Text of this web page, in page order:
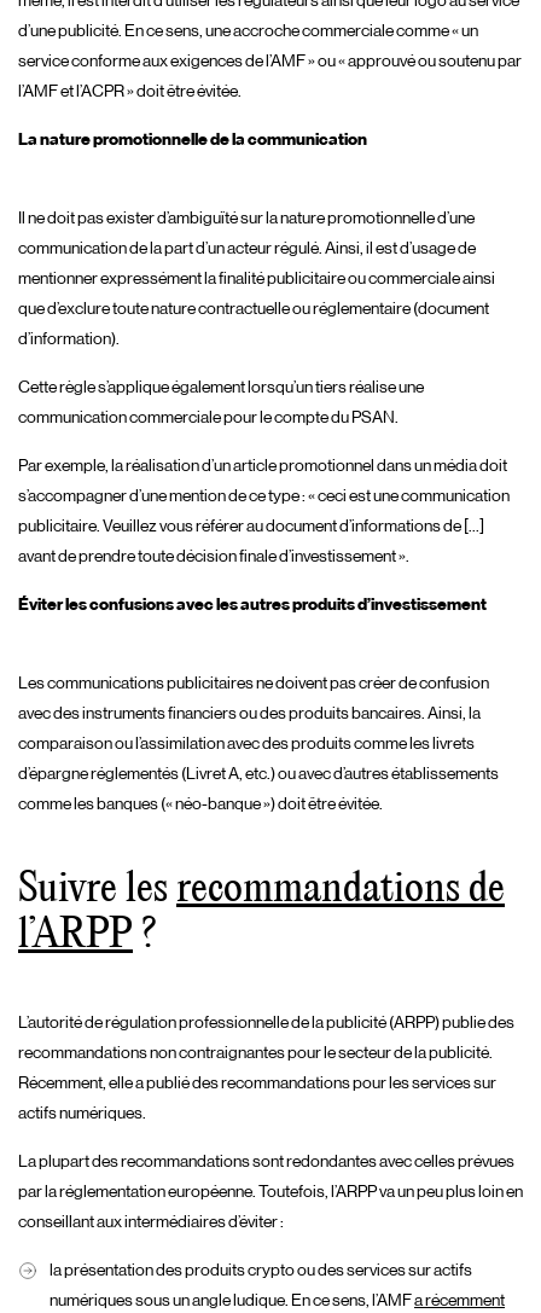
d’une publicité. En ce sens, une accroche commerciale comme « un
service conforme aux exigences de l’AMF » ou « approuvé ou soutenu par
l’AMF et l’ACPR » doit être évitée.
La nature promotionnelle de la communication
Il ne doit pas exister d’ambiguïté sur la nature promotionnelle d’une
communication de la part d’un acteur régulé. Ainsi, il est d’usage de
mentionner expressément la finalité publicitaire ou commerciale ainsi
que d’exclure toute nature contractuelle ou réglementaire (document
d’information).
Cette règle s’applique également lorsqu’un tiers réalise une
communication commerciale pour le compte du PSAN.
Par exemple, la réalisation d’un article promotionnel dans un média doit
s’accompagner d’une mention de ce type : « ceci est une communication
publicitaire. Veuillez vous référer au document d’informations de […]
avant de prendre toute décision finale d’investissement ».
Éviter les confusions avec les autres produits d’investissement
Les communications publicitaires ne doivent pas créer de confusion
avec des instruments financiers ou des produits bancaires. Ainsi, la
comparaison ou l’assimilation avec des produits comme les livrets
d’épargne réglementés (Livret A, etc.) ou avec d’autres établissements
comme les banques (« néo-banque ») doit être évitée.
Suivre lesrecommandations de
l’ARPP ?
L’autorité de régulation professionnelle de la publicité (ARPP) publie des
recommandations non contraignantes pour le secteur de la publicité.
Récemment, elle a publié des recommandations pour les services sur
actifs numériques.
La plupart des recommandations sont redondantes avec celles prévues
par la réglementation européenne. Toutefois, l’ARPP va un peu plus loin en
conseillant aux intermédiaires d’éviter :
la présentation des produits crypto ou des services sur actifs
numériques sous un angle ludique. En ce sens, l’AMFa récemment